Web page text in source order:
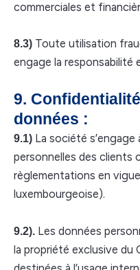
commerciales et
8.3) Toute utilisation
engage la responsabilité
9.
données :
9.1) La société
personnelles des clients
règlementations en
luxembourgeoise).
9.2). Les données
la propriété exclusive